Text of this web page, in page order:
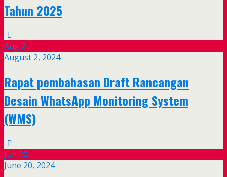
Tahun 2025
Aug 2
August 2, 2024
Rapat pembahasan Draft Rancangan
Desain WhatsApp Monitoring System
(WMS)
Jun 20
June 20, 2024